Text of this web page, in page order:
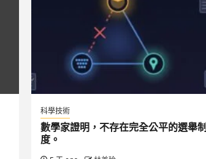
科學技術
數學家證明，不存在完全公平的選舉制
度。